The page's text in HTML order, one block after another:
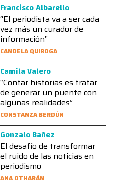
Francisco Albarello
“El periodista va a ser cada
vez más un curador de
información”
CANDELA QUIROGA
Camila Valero
“Contar historias es tratar
de generar un puente con
algunas realidades”
CONSTANZA BERDÚN
Gonzalo Bañez
El desafío de transformar
el ruido de las noticias en
periodismo
ANA OTHARÁN